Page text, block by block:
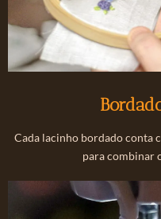
Cada lacinho bordado conta
para combinar